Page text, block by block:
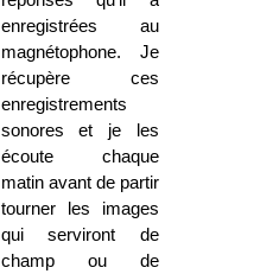
enregistrées au
magnétophone. Je
récupère ces
enregistrements
sonores et je les
écoute chaque
matin avant de partir
tourner les images
qui serviront de
champ ou de